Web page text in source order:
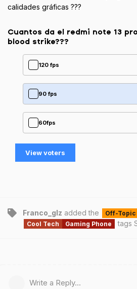
calidades gráficas ???
Cuantos da el redmi note 13
blood strike???
120 fps
90 fps
60fps
View voters
Franco_glz added the Off-Topic
Cool Tech Gaming Phone tags
Write a Reply...